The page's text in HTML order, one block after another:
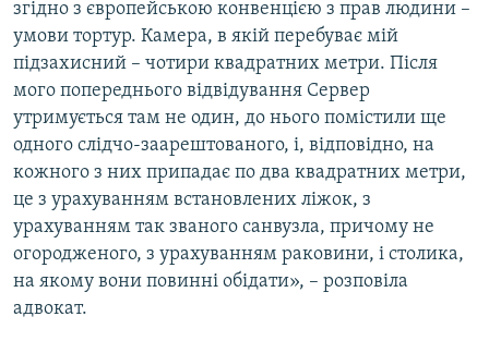
згідно з європейською конвенцією з прав людини –
умови тортур. Камера, в якій перебуває мій
підзахисний – чотири квадратних метри. Після
мого попереднього відвідування Сервер
утримується там не один, до нього помістили ще
одного слідчо-заарештованого, і, відповідно, на
кожного з них припадає по два квадратних метри,
це з урахуванням встановлених ліжок, з
урахуванням так званого санвузла, причому не
огородженого, з урахуванням раковини, і столика,
на якому вони повинні обідати», – розповіла
адвокат.